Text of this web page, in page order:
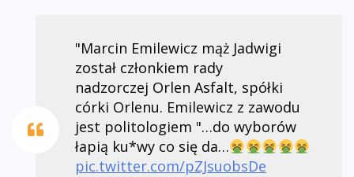
"Marcin Emilewicz mąż Jadwigi
został członkiem rady
nadzorczej Orlen Asfalt, spółki
córki Orlenu. Emilewicz z zawodu
jest politologiem "…do wyborów
łapią ku*wy co się da…
pic.twitter.com/pZJsuobsDe